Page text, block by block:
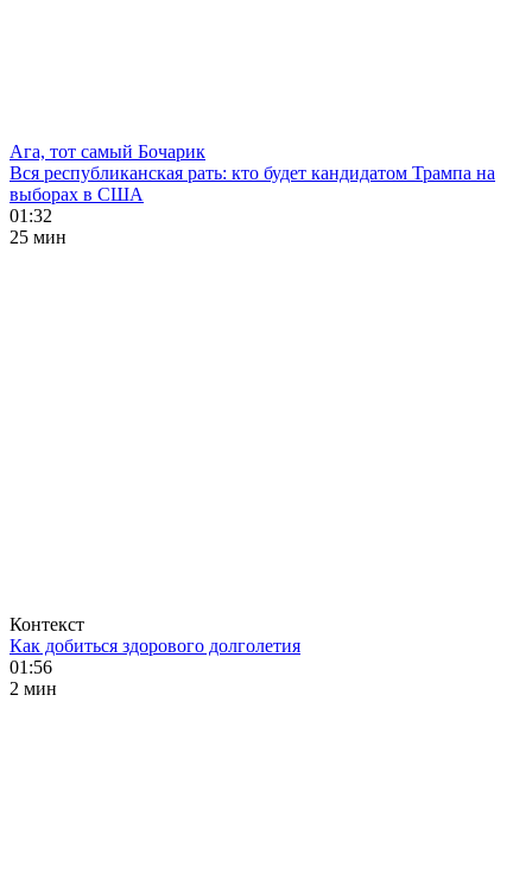
Ага, тот самый Бочарик
Вся республиканская рать: кто будет кандидатом Трампа на
выборах в США
01:32
25 мин
Контекст
Как добиться здорового долголетия
01:56
2 мин